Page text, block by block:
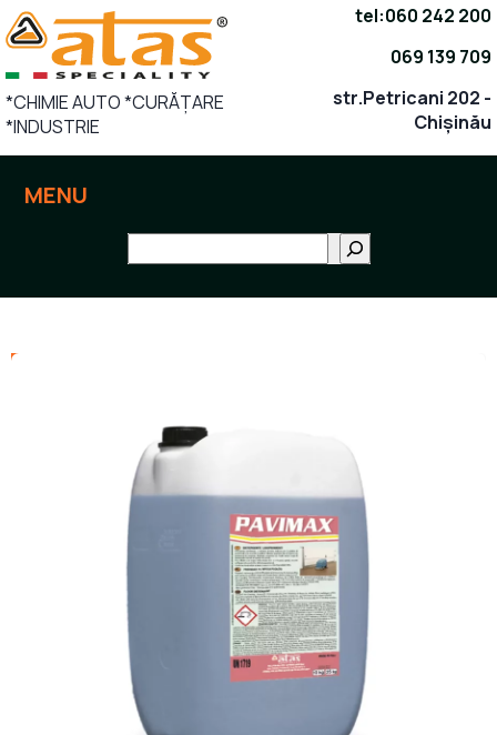
Sari
la
conținut
*CHIMIE AUTO *CURĂȚARE
*INDUSTRIE
tel:060 242 200
069 139 709
str.Petricani 202 -
Chișinău
MENU